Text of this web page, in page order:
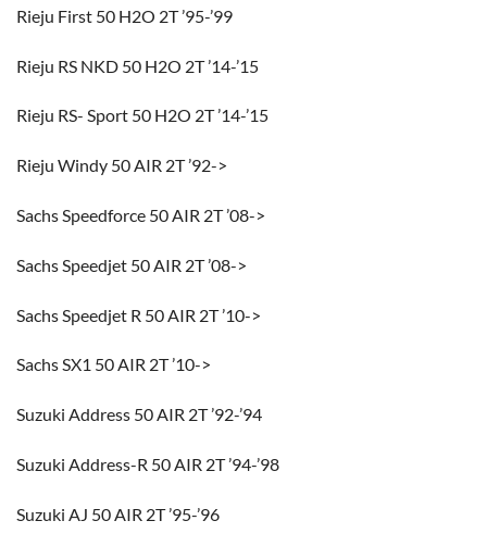
Rieju First 50 H2O 2T ’95-’99
Rieju RS NKD 50 H2O 2T ’14-’15
Rieju RS- Sport 50 H2O 2T ’14-’15
Rieju Windy 50 AIR 2T ’92->
Sachs Speedforce 50 AIR 2T ’08->
Sachs Speedjet 50 AIR 2T ’08->
Sachs Speedjet R 50 AIR 2T ’10->
Sachs SX1 50 AIR 2T ’10->
Suzuki Address 50 AIR 2T ’92-’94
Suzuki Address-R 50 AIR 2T ’94-’98
Suzuki AJ 50 AIR 2T ’95-’96